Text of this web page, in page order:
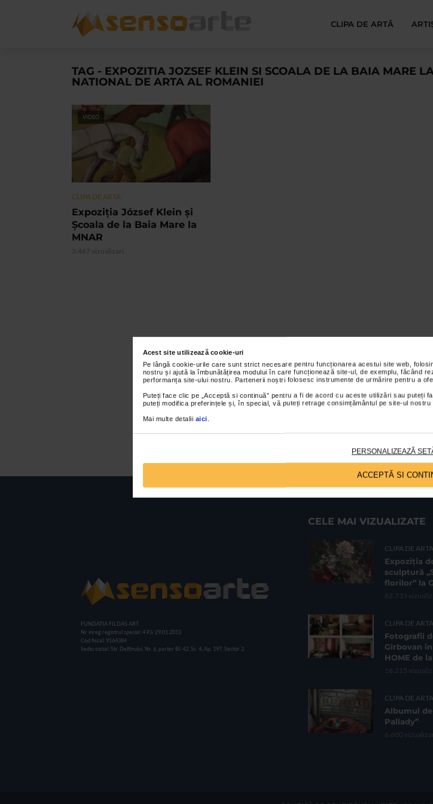
Acest site utilizează cookie-uri
Pe lângă cookie-urile care sunt strict necesare pentru funcționarea acestui site web,
nostru și ajută la îmbunătățirea modului în care funcționează site-ul, de exemplu, făcând
performanța site-ului nostru. Partenerii noștri folosesc instrumente de urmărire pentru a
Puteți face clic pe „Acceptă si continuă” pentru a fi de acord cu aceste utilizări sau puteți
puteți modifica preferințele și, în special, vă puteți retrage consimțământul pe site-ul nostru
Mai multe detalii aici
PERSONALIZEAZĂ
ACCEPTĂ SI
CLIPA DE ARTĂ
TAG - EXPOZITIA JOZSEF KLEIN SI SCOALA DE LA BAIA MARE
NATIONAL DE ARTA AL ROMANIEI
VIDEO
CLIPA DE ARTA
Expoziția József Klein și
Școala de la Baia Mare la
MNAR
3.467 vizualizari
FUNDATIA FILDAS ART
Nr inreg registrul special: 4 PJ/ 29.01.2013
Cod fiscal: 9164384
Sediu social: Str. Delfinului, Nr. 6, parter Bl. 42, Sc. 4, Ap. 197, Sector 2
CELE MAI VIZUALIZATE
CLIPA DE ARTA
Expoziția
sculptură
florilor” la
62.733
CLIPA DE ARTA
Fotografii
Gîrbovan
HOME de
16.215
CLIPA DE ARTA
Albumul
Pallady”
6.600